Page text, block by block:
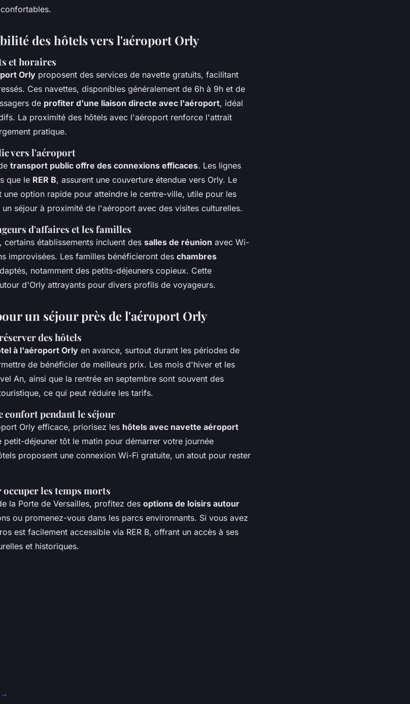
des hôtels vers l'aéroport Orly
et horaires
Orly proposent des services de navette gratuits, facilitant
Ces navettes, disponibles généralement de 6h à 9h et de
de profiter d'une liaison directe avec l'aéroport, idéal
La proximité des hôtels avec l'aéroport renforce l'attrait
pratique.
vers l'aéroport
transport public offre des connexions efficaces. Les lignes
que le RER B, assurent une couverture étendue vers Orly. Le
une option rapide pour atteindre le centre-ville, utile pour les
séjour à proximité de l'aéroport avec des visites culturelles.
d'affaires et les familles
établissements incluent des salles de réunion avec Wi-
improvisées. Les familles bénéficieront des chambres
notamment des petits-déjeuners copieux. Cette
d'Orly attrayants pour divers profils de voyageurs.
un séjour près de l'aéroport Orly
des hôtels
à l'aéroport Orly en avance, surtout durant les périodes de
de bénéficier de meilleurs prix. Les mois d'hiver et les
An, ainsi que la rentrée en septembre sont souvent des
ce qui peut réduire les tarifs.
confort pendant le séjour
Orly efficace, priorisez les hôtels avec navette aéroport
petit-déjeuner tôt le matin pour démarrer votre journée
proposent une connexion Wi-Fi gratuite, un atout pour rester
les temps morts
la Porte de Versailles, profitez des options de loisirs autour
ou promenez-vous dans les parcs environnants. Si vous avez
est facilement accessible via RER B, offrant un accès à ses
et historiques.
→